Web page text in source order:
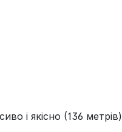
і якісно (136 метрів)